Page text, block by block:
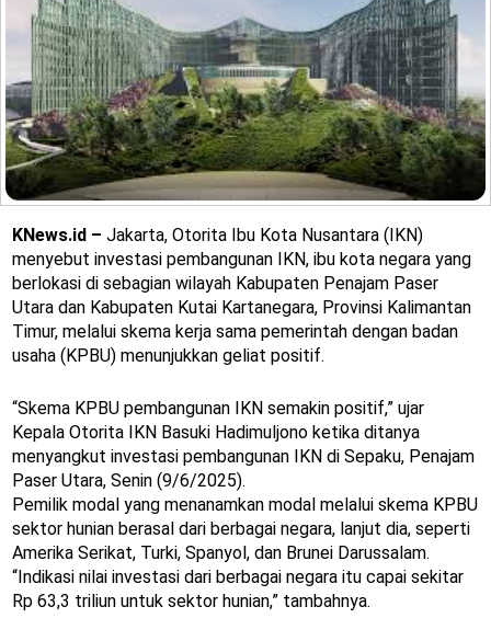
KNews.id – Jakarta, Otorita Ibu Kota Nusantara (IKN)
menyebut investasi pembangunan IKN, ibu kota negara yang
berlokasi di sebagian wilayah Kabupaten Penajam Paser
Utara dan Kabupaten Kutai Kartanegara, Provinsi Kalimantan
Timur, melalui skema kerja sama pemerintah dengan badan
usaha (KPBU) menunjukkan geliat positif.
“Skema KPBU pembangunan IKN semakin positif,” ujar
Kepala Otorita IKN Basuki Hadimuljono ketika ditanya
menyangkut investasi pembangunan IKN di Sepaku, Penajam
Paser Utara, Senin (9/6/2025).
Pemilik modal yang menanamkan modal melalui skema KPBU
sektor hunian berasal dari berbagai negara, lanjut dia, seperti
Amerika Serikat, Turki, Spanyol, dan Brunei Darussalam.
“Indikasi nilai investasi dari berbagai negara itu capai sekitar
Rp 63,3 triliun untuk sektor hunian,” tambahnya.